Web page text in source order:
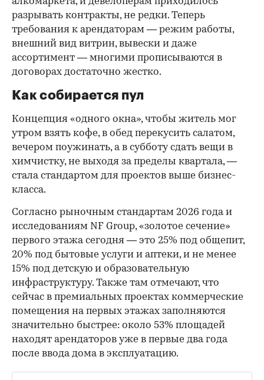
разрывать контракты, не редки. Теперь
требования к арендаторам — режим работы,
внешний вид витрин, вывески и даже
ассортимент — многими прописываются в
договорах достаточно жестко.
Как собирается пул
Концепция «одного окна», чтобы житель мог
утром взять кофе, в обед перекусить салатом,
вечером поужинать, а в субботу сдать вещи в
химчистку, не выходя за пределы квартала, —
стала стандартом для проектов выше бизнес-
класса.
Согласно рыночным стандартам 2026 года и
исследованиям NF Group, «золотое сечение»
первого этажа сегодня — это 25% под общепит,
20% под бытовые услуги и аптеки, и не менее
15% под детскую и образовательную
инфраструктуру. Также там отмечают, что
сейчас в премиальных проектах коммерческие
помещения на первых этажах заполняются
значительно быстрее: около 53% площадей
находят арендаторов уже в первые два года
после ввода дома в эксплуатацию.